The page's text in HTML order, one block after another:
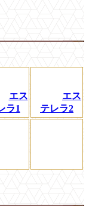
エス
ラ1
エス
テレラ2